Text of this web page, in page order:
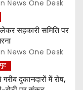
News One Desk
सहकारी समिति पर
News One Desk
दुकानदारों में रोष,